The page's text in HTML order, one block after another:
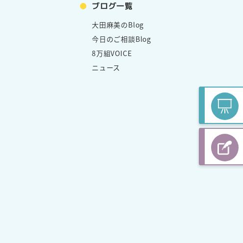
ブログ一覧
大田麻美のBlog
今日のご相談Blog
8万組VOICE
ニュース